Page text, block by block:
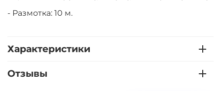
- Размотка: 10 м.
Характеристики
Отзывы